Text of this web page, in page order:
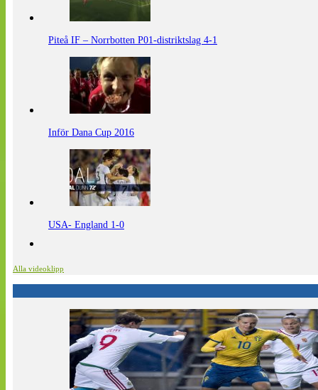
Piteå IF – Norrbotten P01-distriktslag 4-1
Inför Dana Cup 2016
USA- England 1-0
Alla videoklipp